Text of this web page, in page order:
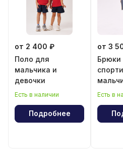
от 2 400 ₽
Поло для
мальчика и
девочки
Есть в наличии
Подробнее
от 3
Брюки
Есть в